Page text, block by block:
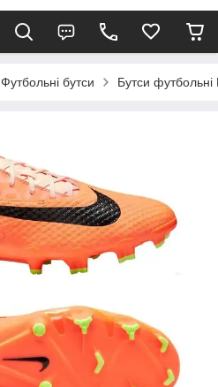
Футбольні бутси Бутси